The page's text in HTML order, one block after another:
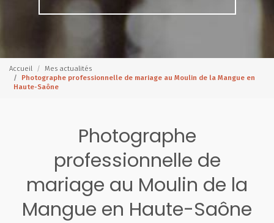
Accueil
Mes actualités
Photographe professionnelle de mariage au Moulin de la Mangue en
Haute-Saône
Photographe
professionnelle de
mariage au Moulin de la
Mangue en Haute-Saône